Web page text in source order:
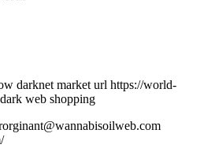
darknet market url https://world-
web shopping